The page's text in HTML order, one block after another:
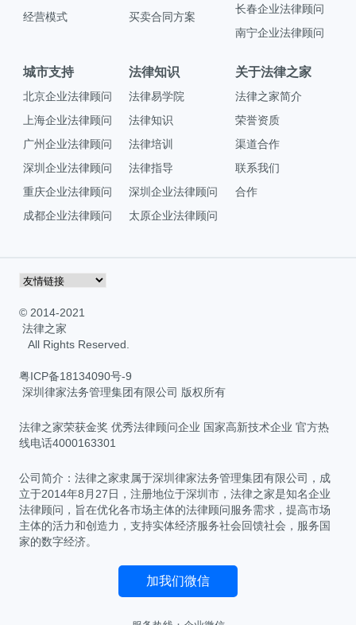
经营模式
买卖合同方案
长春企业法律顾问
南宁企业法律顾问
城市支持
北京企业法律顾问
上海企业法律顾问
广州企业法律顾问
深圳企业法律顾问
重庆企业法律顾问
成都企业法律顾问
法律知识
法律易学院
法律知识
法律培训
法律指导
深圳企业法律顾问
太原企业法律顾问
关于法律之家
法律之家简介
荣誉资质
渠道合作
联系我们
合作
© 2014-2021
法律之家
All Rights Reserved.
粤ICP备18134090号-9
深圳律家法务管理集团有限公司 版权所有
法律之家荣获金奖 优秀法律顾问企业 国家高新技术企业 官方热
线电话4000163301
公司简介：法律之家隶属于深圳律家法务管理集团有限公司，成
立于2014年8月27日，注册地位于深圳市，法律之家是知名企业
法律顾问，旨在优化各市场主体的法律顾问服务需求，提高市场
主体的活力和创造力，支持实体经济服务社会回馈社会，服务国
家的数字经济。
加我们微信